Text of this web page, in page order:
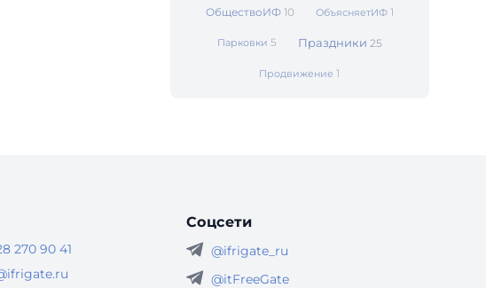
ОбществоИФ 10 ОбъясняетИФ 1
Парковки 5 Праздники 25
Продвижение1
270 90 41
Соцсети
@ifrigate_ru
@itFreeGate